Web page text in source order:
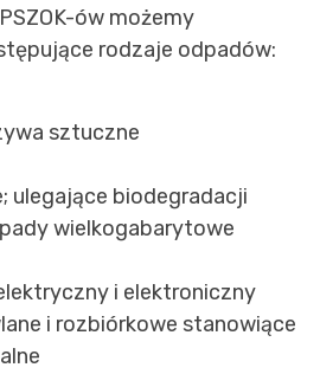
ów możemy
rodzaje odpadów:
sztuczne
ulegające biodegradacji
wielkogabarytowe
i elektroniczny
i rozbiórkowe stanowiące